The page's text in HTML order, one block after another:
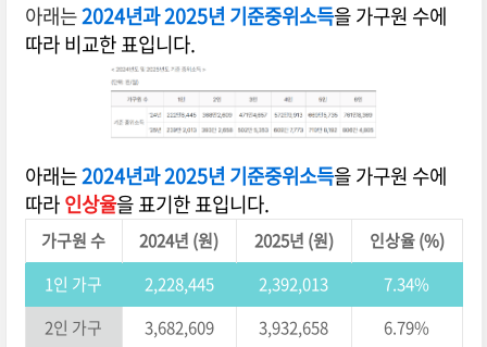
아래는2024년과 2025년 기준중위소득을 가구원 수에
따라 비교한 표입니다.
아래는2024년과 2025년 기준중위소득을 가구원 수에
따라인상율을 표기한 표입니다.
가구원 수 2024년 (원) 2025년 (원)
인상율 (%)
1인 가구
2,228,445 2,392,013
7.34%
2인 가구
3,682,609 3,932,658 6.79%